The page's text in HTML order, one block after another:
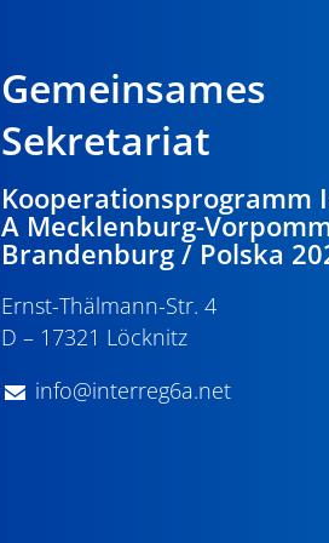
Gemeinsames
Sekretariat
Kooperationsprogramm
A Mecklenburg-
Brandenburg / Polska
Ernst-Thälmann-Str. 4
D – 17321 Löcknitz
info@interreg6a.net